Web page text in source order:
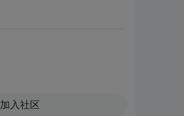
加入社区